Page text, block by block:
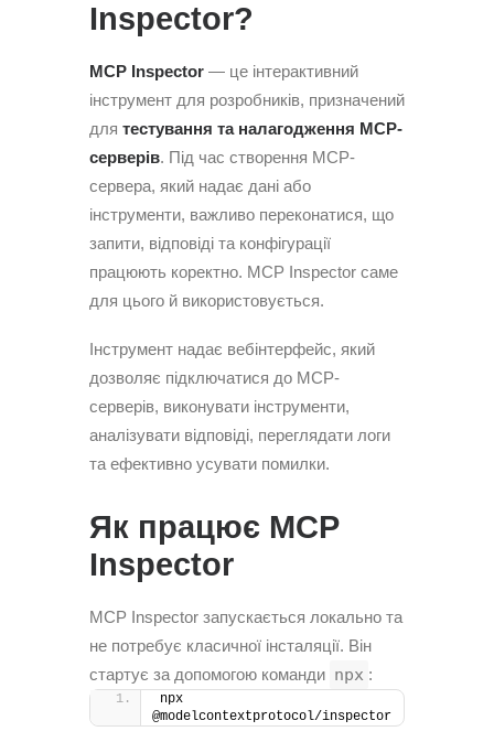
Inspector?
MCP Inspector — це інтерактивний
інструмент для розробників, призначений
для тестування та налагодження MCP-
серверів. Під час створення MCP-
сервера, який надає дані або
інструменти, важливо переконатися, що
запити, відповіді та конфігурації
працюють коректно. MCP Inspector саме
для цього й використовується.
Інструмент надає вебінтерфейс, який
дозволяє підключатися до MCP-
серверів, виконувати інструменти,
аналізувати відповіді, переглядати логи
та ефективно усувати помилки.
Як працює MCP
Inspector
MCP Inspector запускається локально та
не потребує класичної інсталяції. Він
стартує за допомогою команди npx :
npx
@modelcontextprotocol/inspector